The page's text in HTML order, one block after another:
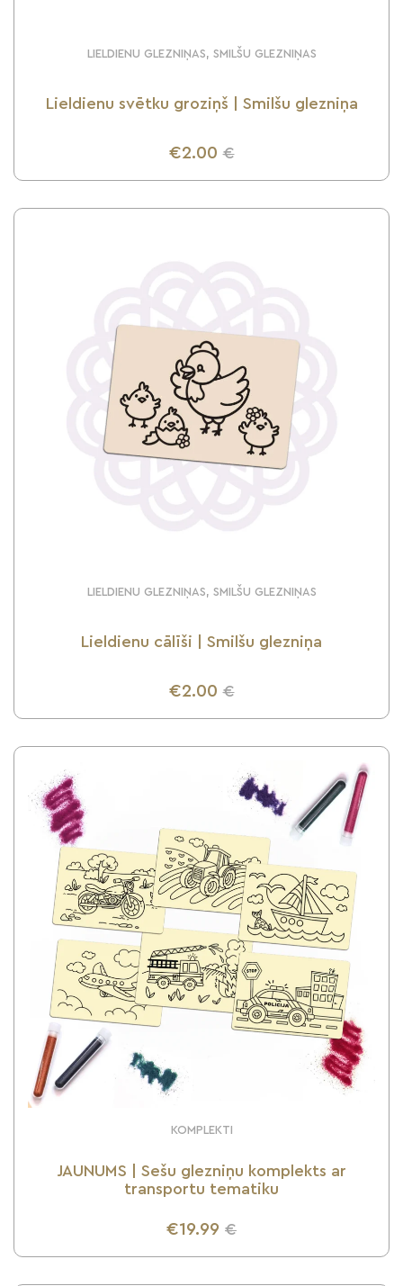
LIELDIENU GLEZNIŅAS, SMILŠU GLEZNIŅAS
Lieldienu svētku groziņš | Smilšu glezniņa
€2.00 €
UZZINI VAIRĀK
LIELDIENU GLEZNIŅAS, SMILŠU GLEZNIŅAS
Lieldienu cālīši | Smilšu glezniņa
€2.00 €
UZZINI VAIRĀK
KOMPLEKTI
JAUNUMS | Sešu glezniņu komplekts ar
transportu tematiku
€19.99 €
UZZINI VAIRĀK